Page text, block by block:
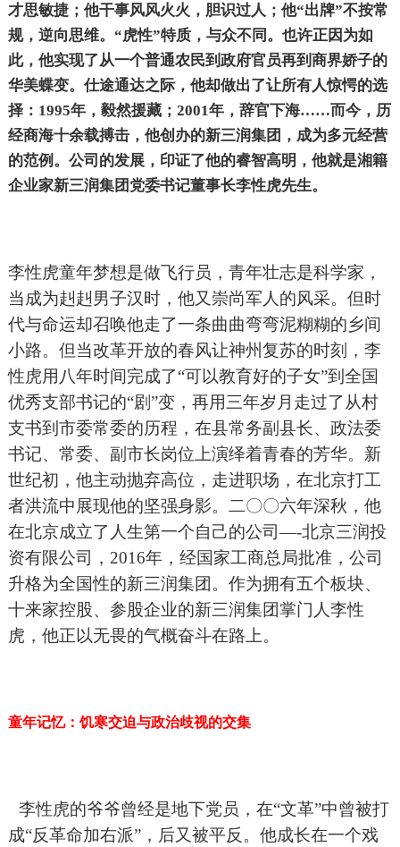
才思敏捷；他干事风风火火，胆识过人；他“出牌”不按常
规，逆向思维。“虎性”特质，与众不同。也许正因为如
此，他实现了从一个普通农民到政府官员再到商界娇子的
华美蝶变。仕途通达之际，他却做出了让所有人惊愕的选
择：1995年，毅然援藏；2001年，辞官下海……而今，历
经商海十余载搏击，他创办的新三润集团，成为多元经营
的范例。公司的发展，印证了他的睿智高明，他就是湘籍
企业家新三润集团党委书记董事长李性虎先生。
李性虎童年梦想是做飞行员，青年壮志是科学家，
当成为赳赳男子汉时，他又崇尚军人的风采。但时
代与命运却召唤他走了一条曲曲弯弯泥糊糊的乡间
小路。但当改革开放的春风让神州复苏的时刻，李
性虎用八年时间完成了“可以教育好的子女”到全国
优秀支部书记的“剧”变，再用三年岁月走过了从村
支书到市委常委的历程，在县常务副县长、政法委
书记、常委、副市长岗位上演绎着青春的芳华。新
世纪初，他主动抛弃高位，走进职场，在北京打工
者洪流中展现他的坚强身影。二〇〇六年深秋，他
在北京成立了人生第一个自己的公司—-北京三润投
资有限公司，2016年，经国家工商总局批准，公司
升格为全国性的新三润集团。作为拥有五个板块、
十来家控股、参股企业的新三润集团掌门人李性
虎，他正以无畏的气概奋斗在路上。
童年记忆：饥寒交迫与政治歧视的交集
李性虎的爷爷曾经是地下党员，在“文革”中曾被打
成“反革命加右派”，后又被平反。他成长在一个戏